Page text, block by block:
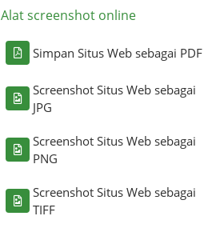
Alat screenshot online
Simpan Situs Web sebagai PDF
Screenshot Situs Web sebagai
JPG
Screenshot Situs Web sebagai
PNG
Screenshot Situs Web sebagai
TIFF